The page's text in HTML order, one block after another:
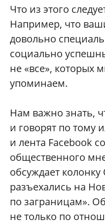
Что из этого
Например, что
довольно
социально
не «все», которых
упоминаем.
Нам важно знать,
и говорят по тому
и лента Facebook
общественного
обсуждает
разъехались на
по заграницам».
не только по